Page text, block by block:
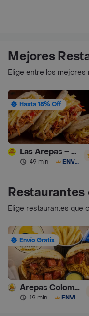
Mejores
Elige entre los
Hasta 18% Off
Las Arepas – Arepas Rellenas
49 min · ENVÍO GRATIS
Elige restaurantes que
Envío Gratis
Arepas Colombianas Premium
19 min · ENVÍO GRATIS